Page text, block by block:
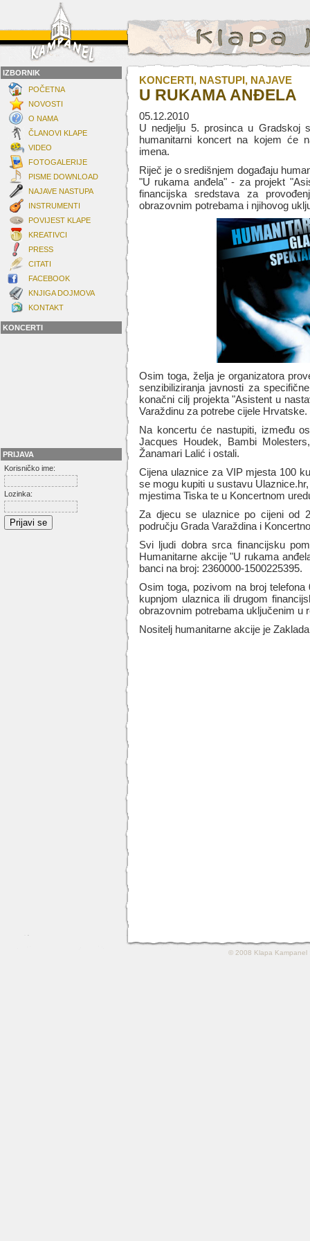
IZBORNIK
POČETNA
NOVOSTI
O NAMA
ČLANOVI KLAPE
VIDEO
FOTOGALERIJE
PISME DOWNLOAD
NAJAVE NASTUPA
INSTRUMENTI
POVIJEST KLAPE
KREATIVCI
PRESS
CITATI
FACEBOOK
KNJIGA DOJMOVA
KONTAKT
KONCERTI
PRIJAVA
Korisničko ime:
Lozinka:
KONCERTI, NASTUPI, NAJAVE
U RUKAMA ANĐELA
05.12.2010
U nedjelju 5. prosinca u Gradskoj
humanitarni koncert na kojem će
imena.
Riječ je o središnjem događaju
"U rukama anđela" - za projekt
financijska sredstava za
obrazovnim potrebama i njihovog
Osim toga, želja je organizatora
senzibiliziranja javnosti za
konačni cilj projekta "Asistent u
Varaždinu za potrebe cijele Hrvatske.
Na koncertu će nastupiti, između
Jacques Houdek, Bambi
Žanamari Lalić i ostali.
Cijena ulaznice za VIP mjesta 100
se mogu kupiti u sustavu
mjestima Tiska te u Koncertnom
Za djecu se ulaznice po cijeni od
području Grada Varaždina i
Svi ljudi dobra srca financijsku
Humanitarne akcije "U rukama
banci na broj: 2360000-1500225395.
Osim toga, pozivom na broj
kupnjom ulaznica ili drugom
obrazovnim potrebama uključenim u
Nositelj humanitarne akcije je
© 2008 Klapa Kampanel